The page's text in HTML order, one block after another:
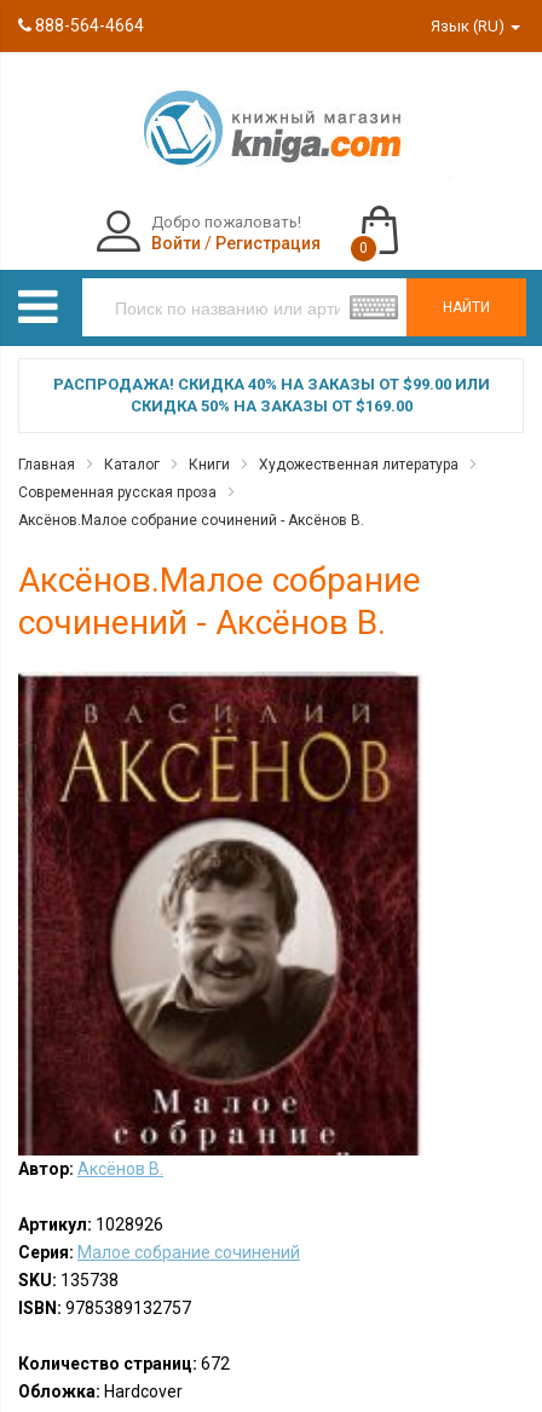
888-564-4664 Язык (RU)
НАЙТИ
Добро пожаловать!
Войти / Регистрация 0
РАСПРОДАЖА! СКИДКА 40% НА ЗАКАЗЫ ОТ $99.00 ИЛИ
СКИДКА 50% НА ЗАКАЗЫ ОТ $169.00
Главная Каталог Книги
Художественная литература
Современная русская проза
Аксёнов.Малое собрание сочинений - Аксёнов В.
Аксёнов.Малое собрание
сочинений - Аксёнов В.
Автор: Аксёнов В.
Артикул: 1028926
Серия: Малое собрание сочинений
SKU: 135738
ISBN: 9785389132757
Количество страниц: 672
Обложка: Hardcover